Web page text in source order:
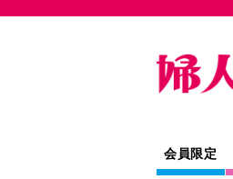
会員限定